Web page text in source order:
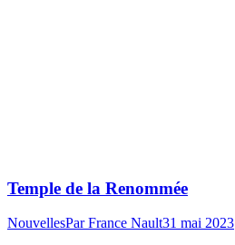
Temple de la Renommée
NouvellesParFrance Nault31 mai 2023